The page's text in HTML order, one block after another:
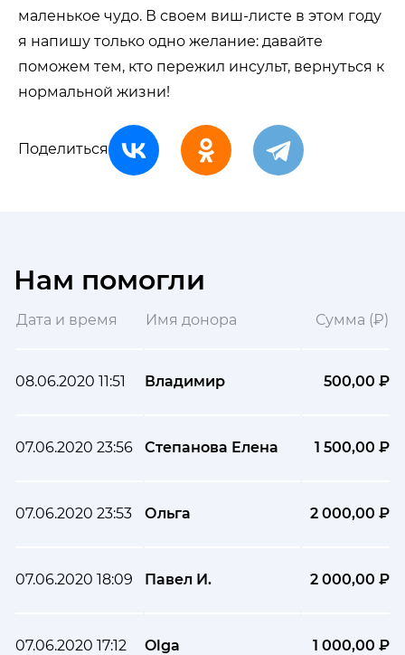
маленькое чудо. В своем виш-листе в этом году
я напишу только одно желание: давайте
поможем тем, кто пережил инсульт, вернуться к
нормальной жизни!
Поделиться
Нам помогли
Дата и время Имя донора Сумма (₽)
08.06.2020 11:51 Владимир 500,00 ₽
07.06.2020 23:56 Степанова Елена 1 500,00 ₽
07.06.2020 23:53 Ольга 2 000,00 ₽
07.06.2020 18:09 Павел И. 2 000,00 ₽
07.06.2020 17:12 Olga 1 000,00 ₽